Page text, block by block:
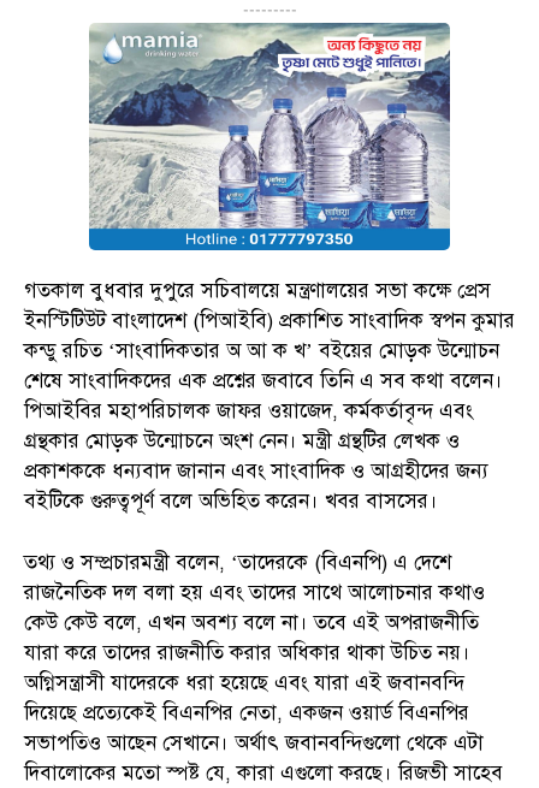
---------
গতকাল বুধবার দুপুরে সচিবালয়ে মন্ত্রণালয়ের সভা কক্ষে প্রেস
ইনস্টিটিউট বাংলাদেশ (পিআইবি) প্রকাশিত সাংবাদিক স্বপন কুমার
কন্ডু রচিত ‘সাংবাদিকতার অ আ ক খ’ বইয়ের মোড়ক উন্মোচন
শেষে সাংবাদিকদের এক প্রশ্নের জবাবে তিনি এ সব কথা বলেন।
পিআইবির মহাপরিচালক জাফর ওয়াজেদ, কর্মকর্তাবৃন্দ এবং
গ্রন্থকার মোড়ক উন্মোচনে অংশ নেন। মন্ত্রী গ্রন্থটির লেখক ও
প্রকাশককে ধন্যবাদ জানান এবং সাংবাদিক ও আগ্রহীদের জন্য
বইটিকে গুরুত্বপূর্ণ বলে অভিহিত করেন। খবর বাসসের।
তথ্য ও সম্প্রচারমন্ত্রী বলেন, ‘তাদেরকে (বিএনপি) এ দেশে
রাজনৈতিক দল বলা হয় এবং তাদের সাথে আলোচনার কথাও
কেউ কেউ বলে, এখন অবশ্য বলে না। তবে এই অপরাজনীতি
যারা করে তাদের রাজনীতি করার অধিকার থাকা উচিত নয়।
অগ্নিসন্ত্রাসী যাদেরকে ধরা হয়েছে এবং যারা এই জবানবন্দি
দিয়েছে প্রত্যেকেই বিএনপির নেতা, একজন ওয়ার্ড বিএনপির
সভাপতিও আছেন সেখানে। অর্থাৎ জবানবন্দিগুলো থেকে এটা
দিবালোকের মতো স্পষ্ট যে, কারা এগুলো করছে। রিজভী সাহেব